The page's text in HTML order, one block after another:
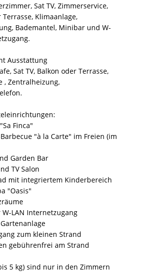
Sat TV, Zimmerservice,
Terrasse, Klimaanlage,
Bademantel, Minibar und W-
Ausstattung
Sat TV, Balkon oder Terrasse,
, Zentralheizung,
Finca"
"à la Carte" im Freien (im
Garden Bar
TV Salon
mit integriertem Kinderbereich
"Oasis"
W-LAN Internetzugang
zum kleinen Strand
gebührenfrei am Strand
5 kg) sind nur in den Zimmern